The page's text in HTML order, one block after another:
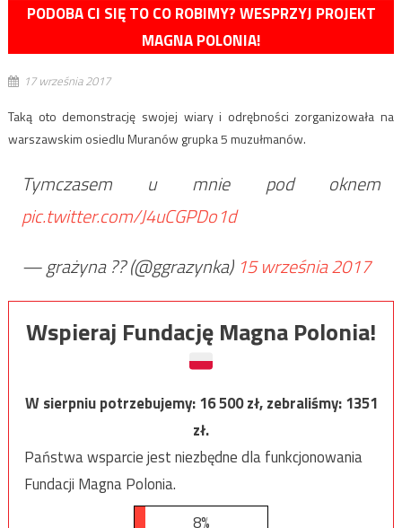
PODOBA CI SIĘ TO CO ROBIMY? WESPRZYJ PROJEKT
MAGNA POLONIA!
17 września 2017
Taką oto demonstrację swojej wiary i odrębności zorganizowała na
warszawskim osiedlu Muranów grupka 5 muzułmanów.
Tymczasem u mnie pod oknem
pic.twitter.com/J4uCGPDo1d
— grażyna ?? (@ggrazynka) 15 września 2017
Wspieraj Fundację Magna Polonia!
W sierpniu potrzebujemy:16 500zł, zebraliśmy:1351
zł.
Państwa wsparcie jest niezbędne dla funkcjonowania
Fundacji Magna Polonia.
8%